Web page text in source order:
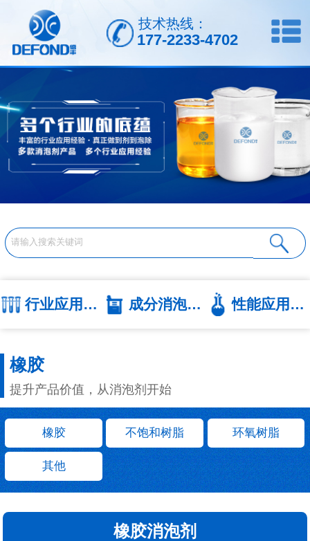
技术热线：
177-2233-4702
行业应用系列 成分消泡剂系列 性能应用系列
橡胶
提升产品价值，从消泡剂开始
橡胶 不饱和树脂 环氧树脂
其他
橡胶消泡剂